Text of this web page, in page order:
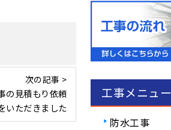
次の記事 >
の見積もり依頼
いただきました
工事メニュー
防水工事